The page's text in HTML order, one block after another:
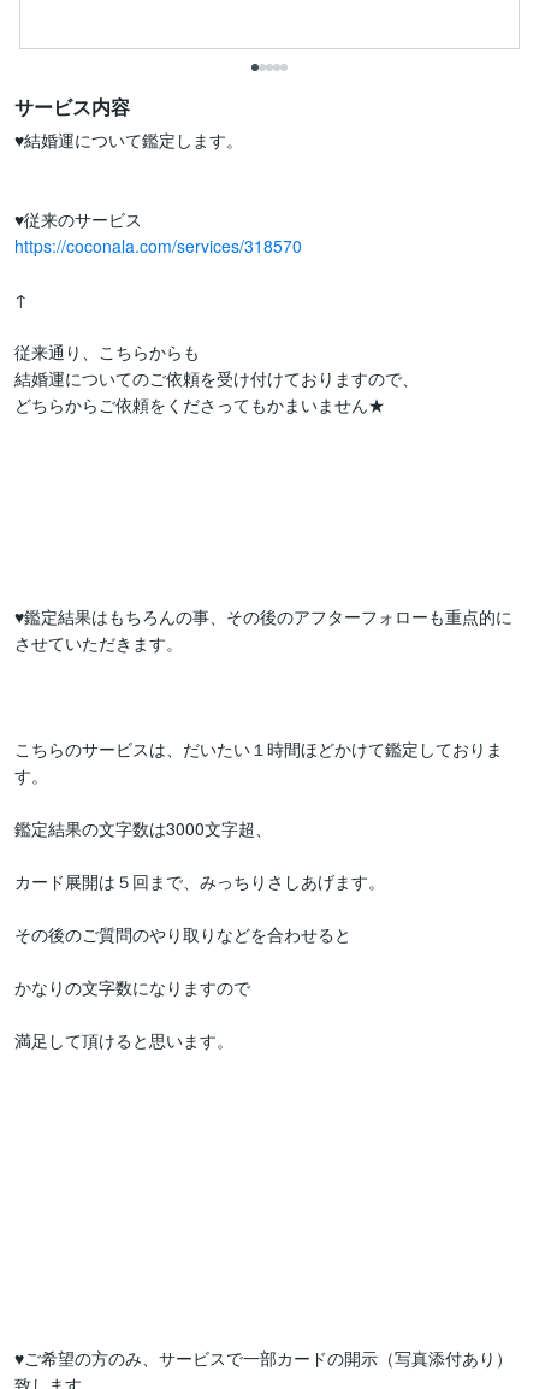
サービス内容
♥結婚運について鑑定します。
https://coconala.com/services/318570
↑
従来通り、こちらからも
結婚運についてのご依頼を受け付けておりますので、
どちらからご依頼をくださってもかまいません★
♥鑑定結果はもちろんの事、その後のアフターフォローも重点的に
させていただきます。
こちらのサービスは、だいたい１時間ほどかけて鑑定しておりま
す。
鑑定結果の文字数は3000文字超、
カード展開は５回まで、みっちりさしあげます。
その後のご質問のやり取りなどを合わせると
かなりの文字数になりますので
満足して頂けると思います。
♥ご希望の方のみ、サービスで一部カードの開示（写真添付あり）